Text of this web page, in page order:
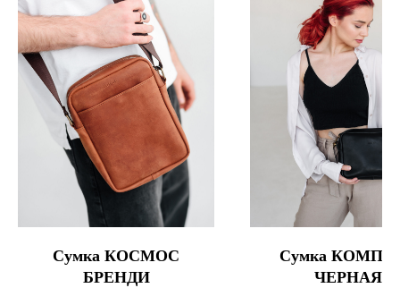
Сумка КОСМОС
БРЕНДИ
Сумка
ЧЕРНАЯ